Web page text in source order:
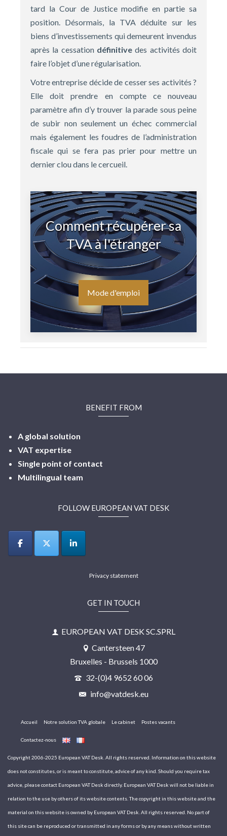
tard la Cour de Justice modifie en partie sa
position. Désormais, la TVA déduite sur les
biens d’investissements qui demeurent invendus
après la cessation définitivedes activités doit
faire l’objet d’une régularisation.
Votre entreprise décide de cesser ses activités ?
Elle doit prendre en compte ce nouveau
paramètre afin d’y trouver la parade sous peine
de subir non seulement un échec commercial
mais également les foudres de l’administration
fiscale qui se fera pas prier pour mettre un
dernier clou dans le cercueil.
Comment récupérer sa
TVA à l'étranger
Mode d'emploi
BENEFIT FROM
A global solution
VAT expertise
Single point of contact
Multilingual team
FOLLOW EUROPEAN VAT DESK
Privacy statement
GET IN TOUCH
EUROPEAN VAT DESK SC.SPRL
Cantersteen 47
Bruxelles - Brussels 1000
32-(0)4 9652 60 06
info@vatdesk.eu
Accueil Notre solution TVA globale Le cabinet Postes vacants
Contactez-nous
Copyright 2006-2025 European VAT Desk. All rights reserved. Information on this website
does not constitutes, or is meant to constitute, advice of any kind. Should you require tax
advice, please contact European VAT Desk directly. European VAT Desk will not be liable in
relation to the use by others of its website contents. The copyright in this website and the
material on this website is owned by European VAT Desk. All rights reserved. No part of
this site can be reproduced or transmitted in any forms or by any means without written